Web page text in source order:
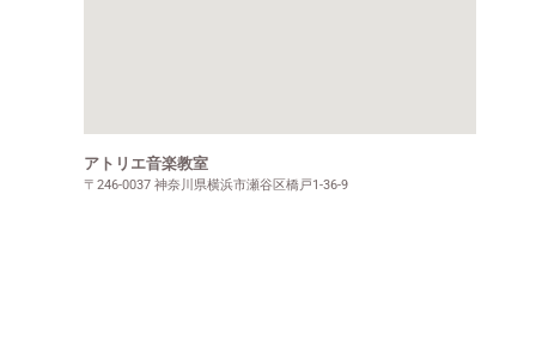
アトリエ音楽教室
〒246-0037 神奈川県横浜市瀬谷区橋戸1-36-9